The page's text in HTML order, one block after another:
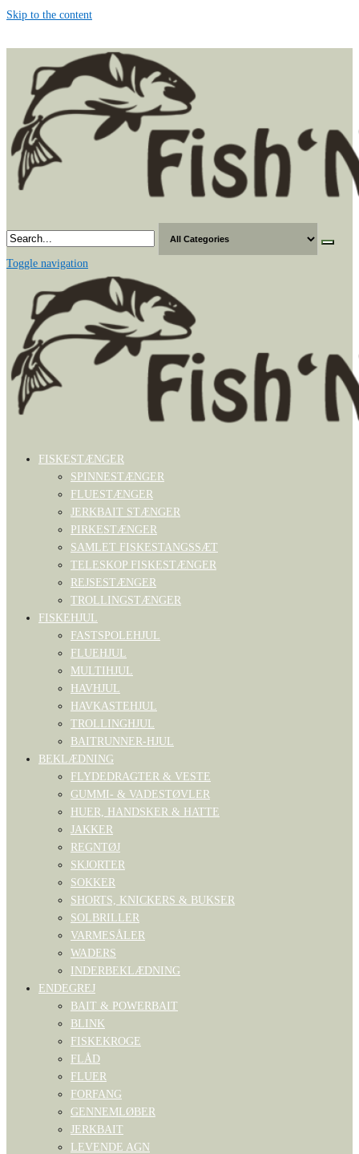
Skip to the content
Toggle navigation
FISKESTÆNGER
SPINNESTÆNGER
FLUESTÆNGER
JERKBAIT STÆNGER
PIRKESTÆNGER
SAMLET FISKESTANGSSÆT
TELESKOP FISKESTÆNGER
REJSESTÆNGER
TROLLINGSTÆNGER
FISKEHJUL
FASTSPOLEHJUL
FLUEHJUL
MULTIHJUL
HAVHJUL
HAVKASTEHJUL
TROLLINGHJUL
BAITRUNNER-HJUL
BEKLÆDNING
FLYDEDRAGTER & VESTE
GUMMI- & VADESTØVLER
HUER, HANDSKER & HATTE
JAKKER
REGNTØJ
SKJORTER
SOKKER
SHORTS, KNICKERS & BUKSER
SOLBRILLER
VARMESÅLER
WADERS
INDERBEKLÆDNING
ENDEGREJ
BAIT & POWERBAIT
BLINK
FISKEKROGE
FLÅD
FLUER
FORFANG
GENNEMLØBER
JERKBAIT
LEVENDE AGN